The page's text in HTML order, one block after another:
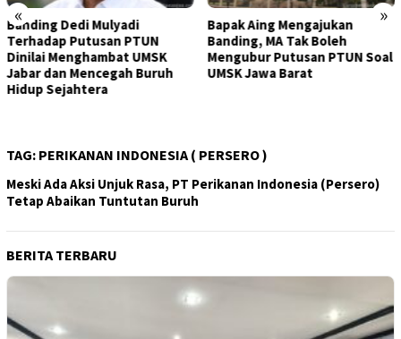
« »
Dedi Mulyadi
Putusan PTUN
Menghambat UMSK
dan Mencegah Buruh
Sejahtera
Bapak Aing Mengajukan
Banding, MA Tak Boleh
Mengubur Putusan PTUN Soal
UMSK Jawa Barat
TAG: PERIKANAN INDONESIA ( PERSERO )
Meski Ada Aksi Unjuk Rasa, PT Perikanan Indonesia (Persero)
Tetap Abaikan Tuntutan Buruh
BERITA TERBARU